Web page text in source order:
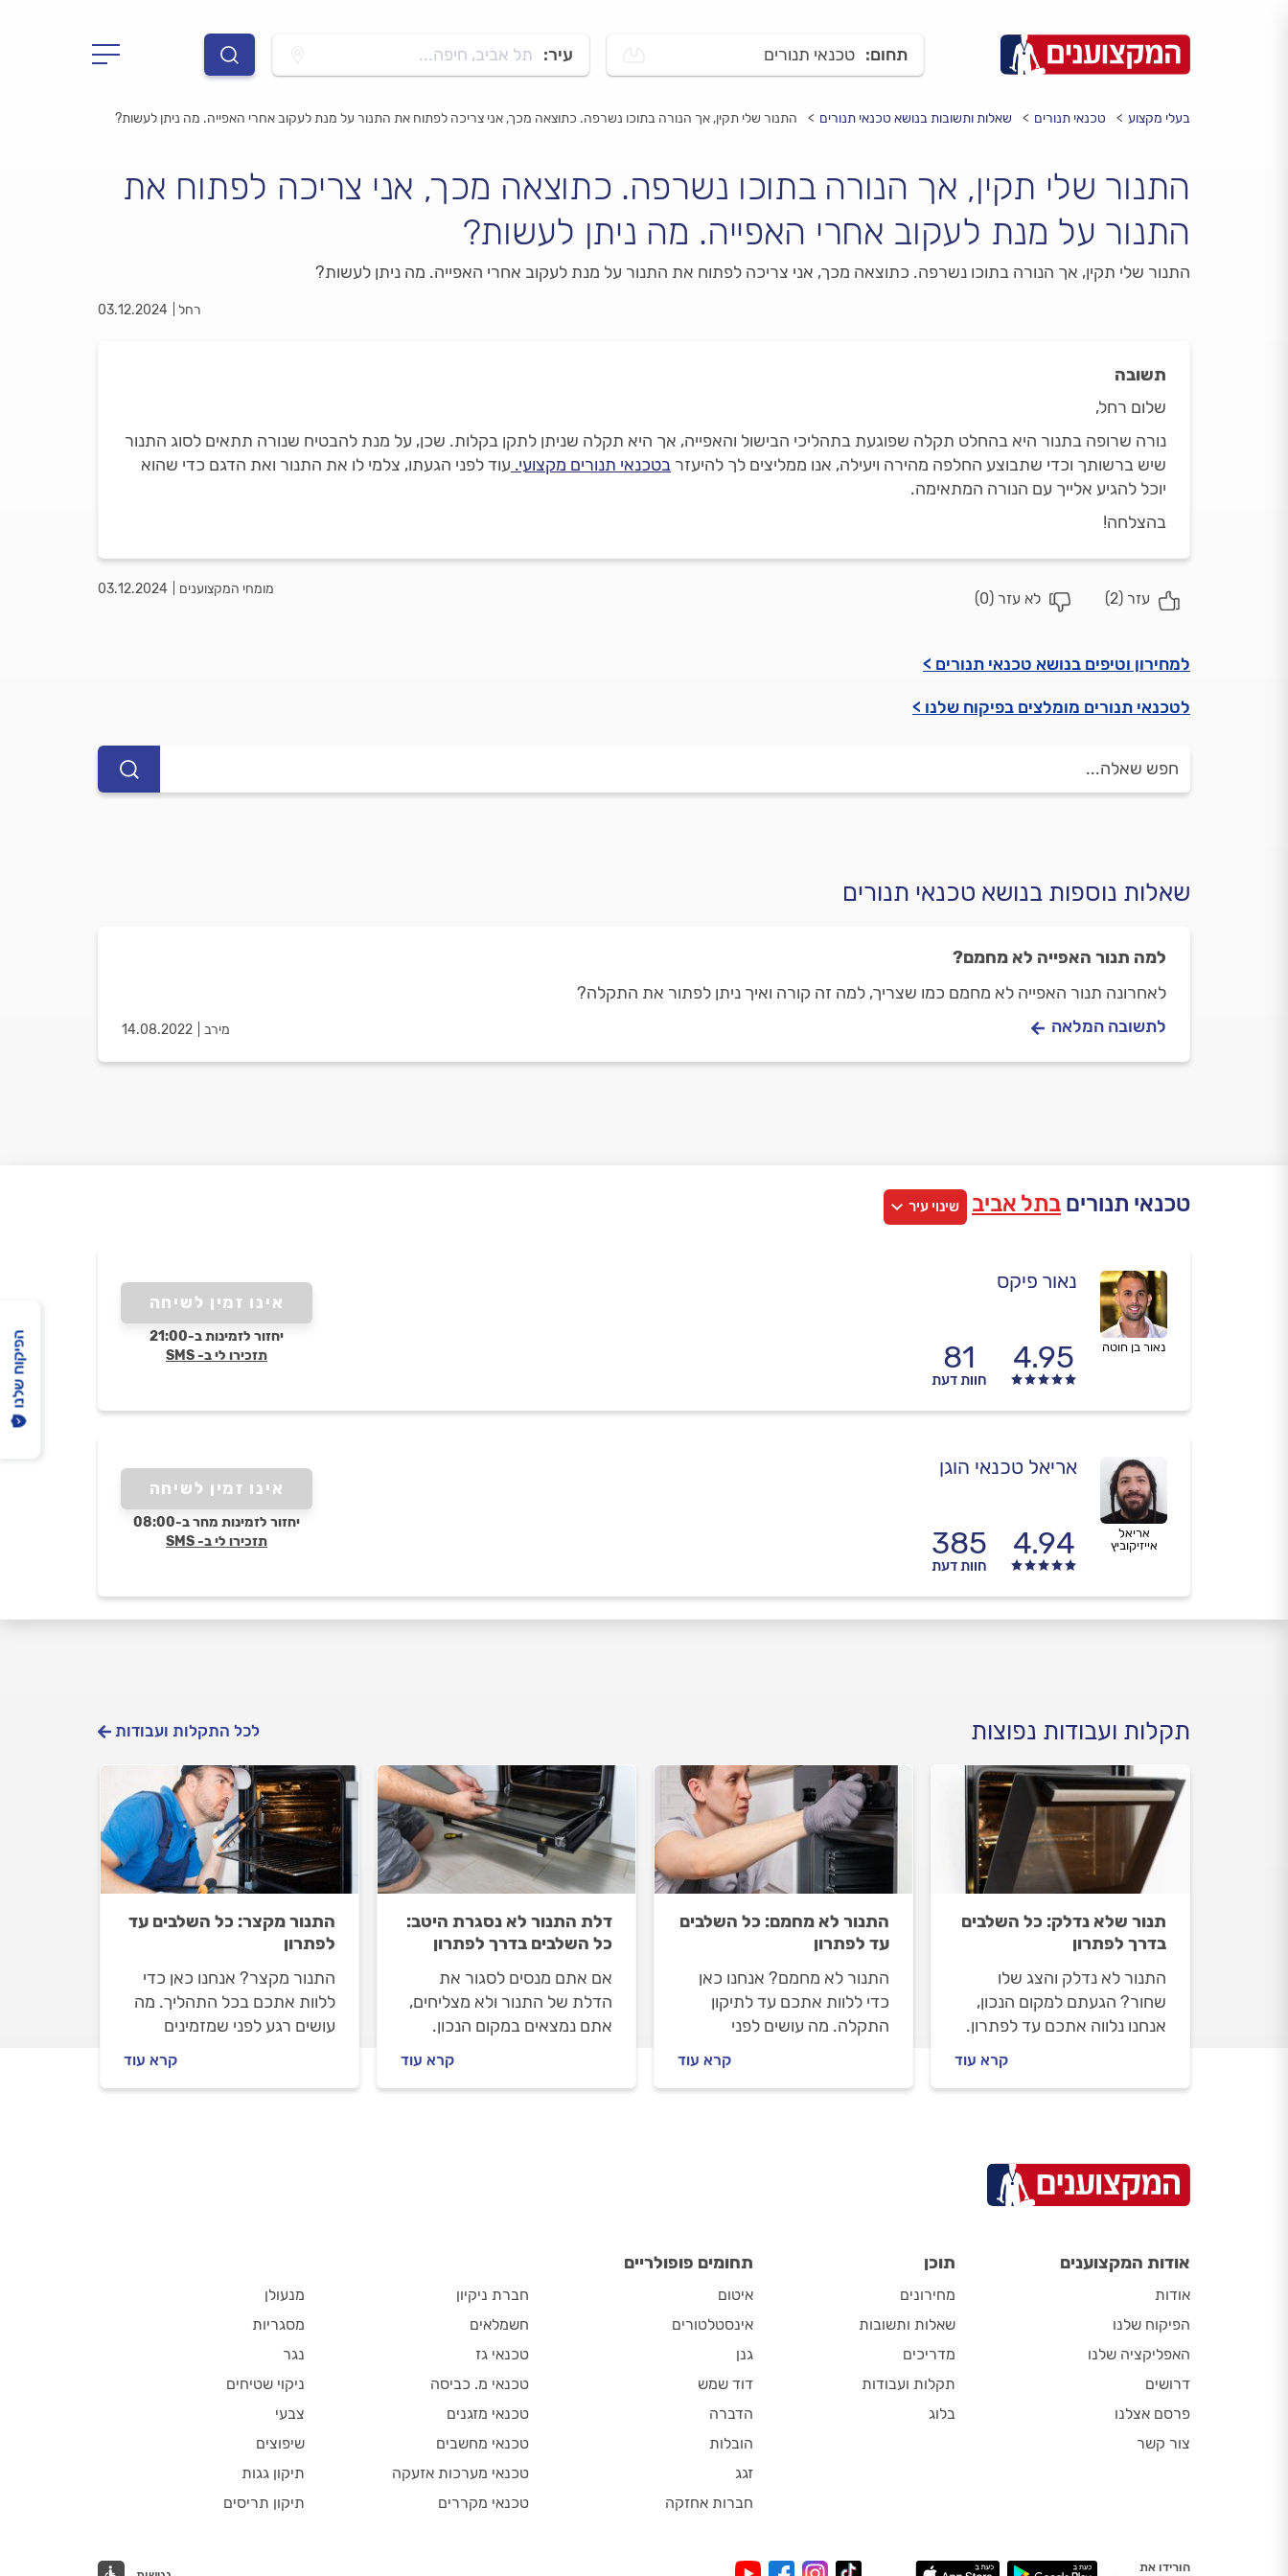
תחום: טכנאי תנורים עיר: תל אביב, חיפה...
בעלי מקצוע טכנאי תנורים שאלות ותשובות בנושא טכנאי תנורים התנור שלי תקין, אך הנורה בתוכו נשרפה. כתוצאה מכך, אני צריכה לפתוח את התנור על מנת לעקוב אחרי האפייה. מה ניתן לעשות?
התנור שלי תקין, אך הנורה בתוכו נשרפה. כתוצאה מכך, אני צריכה לפתוח את
התנור על מנת לעקוב אחרי האפייה. מה ניתן לעשות?
התנור שלי תקין, אך הנורה בתוכו נשרפה. כתוצאה מכך, אני צריכה לפתוח את התנור על מנת לעקוב אחרי האפייה. מה ניתן לעשות?
רחל 03.12.2024
תשובה
שלום רחל,
נורה שרופה בתנור היא בהחלט תקלה שפוגעת בתהליכי הבישול והאפייה, אך היא תקלה שניתן לתקן בקלות. שכן, על מנת להבטיח שנורה תתאים לסוג התנור
שיש ברשותך וכדי שתבוצע החלפה מהירה ויעילה, אנו ממליצים לך להיעזר בטכנאי תנורים מקצועי. עוד לפני הגעתו, צלמי לו את התנור ואת הדגם כדי שהוא
יוכל להגיע אלייך עם הנורה המתאימה.
בהצלחה!
2
)
0
)
מומחי המקצוענים 03.12.2024
למחירון וטיפים בנושא טכנאי תנורים >
לטכנאי תנורים מומלצים בפיקוח שלנו >
שאלות נוספות בנושא טכנאי תנורים
למה תנור האפייה לא מחמם?
לאחרונה תנור האפייה לא מחמם כמו שצריך, למה זה קורה ואיך ניתן לפתור את התקלה?
מירב 14.08.2022 לתשובה המלאה
טכנאי תנורים בתל אביב שינוי עיר
נאור פיקס
4.95
81
חוות דעת
נאור בן חוטה
אינו זמין לשיחה
יחזור לזמינות ב-21:00
תזכירו לי ב- SMS
אריאל טכנאי הוגן
4.94
385
חוות דעת
אריאל
אייזיקוביץ
אינו זמין לשיחה
יחזור לזמינות מחר ב-08:00
תזכירו לי ב- SMS
תקלות ועבודות נפוצות לכל התקלות ועבודות
תנור שלא נדלק: כל השלבים
בדרך לפתרון
התנור לא נדלק והצג שלו
שחור? הגעתם למקום הנכון,
אנחנו נלווה אתכם עד לפתרון.
טכנאי תנורים, איך מומלץ
להתנהל מולו וכמה עולה תיקון
קרא עוד
התנור לא מחמם: כל השלבים
עד לפתרון
התנור לא מחמם? אנחנו כאן
כדי ללוות אתכם עד לתיקון
התקלה. מה עושים לפני
מתנהלים מולו וכמה יעלה לכם
לתקן תנור שלא מחמם? כל
קרא עוד
דלת התנור לא נסגרת היטב:
כל השלבים בדרך לפתרון
אם אתם מנסים לסגור את
הדלת של התנור ולא מצליחים,
אתם נמצאים במקום הנכון.
שמזמינים טכנאי תנורים?
קרא עוד
התנור מקצר: כל השלבים עד
לפתרון
התנור מקצר? אנחנו כאן כדי
ללוות אתכם בכל התהליך. מה
עושים רגע לפני שמזמינים
העבודה ובמהלכה וכמה יעלה
קרא עוד
הפיקוח שלנו
אודות המקצוענים
אודות
הפיקוח שלנו
האפליקציה שלנו
דרושים
פרסם אצלנו
צור קשר
תוכן
מחירונים
שאלות ותשובות
מדריכים
תקלות ועבודות
בלוג
תחומים פופולריים
איטום
אינסטלטורים
גנן
דוד שמש
הדברה
הובלות
זגג
חברות אחזקה
חברת ניקיון
חשמלאים
טכנאי גז
טכנאי מ. כביסה
טכנאי מזגנים
טכנאי מחשבים
טכנאי מערכות אזעקה
טכנאי מקררים
מנעולן
מסגריות
נגר
ניקוי שטיחים
צבעי
שיפוצים
תיקון גגות
תיקון תריסים
הורידו את